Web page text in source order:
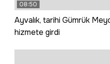
08:50
Ayvalık, tarihi Gümrük
hizmete girdi